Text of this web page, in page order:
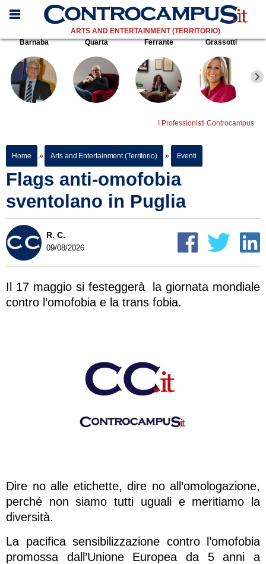
ARTS AND ENTERTAINMENT (TERRITORIO)
Barnaba
Quarta Ferrante Grassotti
I Professionisti Controcampus
Home » Arts and Entertainment (Territorio) » Eventi
Flags anti-omofobia
sventolano in Puglia
R. C.
09/08/2026
Il 17 maggio si festeggerà la giornata mondiale
contro l’omofobia e la trans fobia.
Dire no alle etichette, dire no all’omologazione,
perché non siamo tutti uguali e meritiamo la
diversità.
La pacifica sensibilizzazione contro l’omofobia
promossa dall’Unione Europea da 5 anni a